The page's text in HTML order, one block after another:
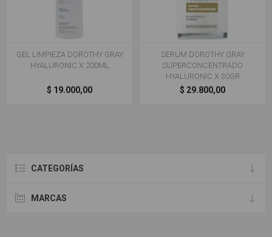
GEL LIMPIEZA DOROTHY GRAY
HYALURONIC X 200ML
$ 19.000,00
SERUM DOROTHY GRAY
SUPERCONCENTRADO
HYALURONIC X 30GR
$ 29.800,00
CATEGORÍAS
MARCAS